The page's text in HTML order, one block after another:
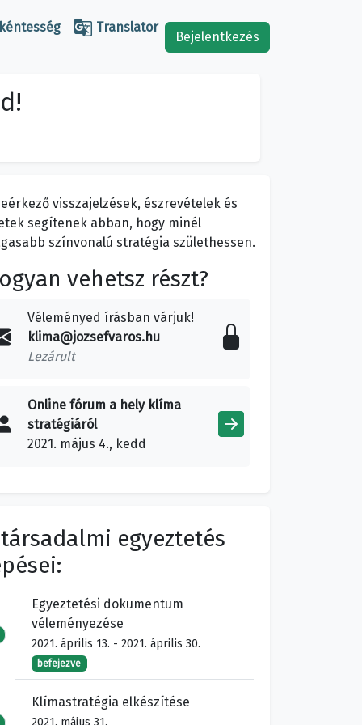
 Translator
Bejelentkezés
visszajelzések, észrevételek és
segítenek abban, hogy minél
színvonalú stratégia születhessen.
vehetsz részt?
Véleményed írásban várjuk!
klima@jozsefvaros.hu
Lezárult
Online fórum a hely klíma
stratégiáról
2021. május 4., kedd
egyeztetés
Egyeztetési dokumentum
véleményezése
2021. április 13. - 2021. április 30.
befejezve
Klímastratégia elkészítése
2021. május 31.